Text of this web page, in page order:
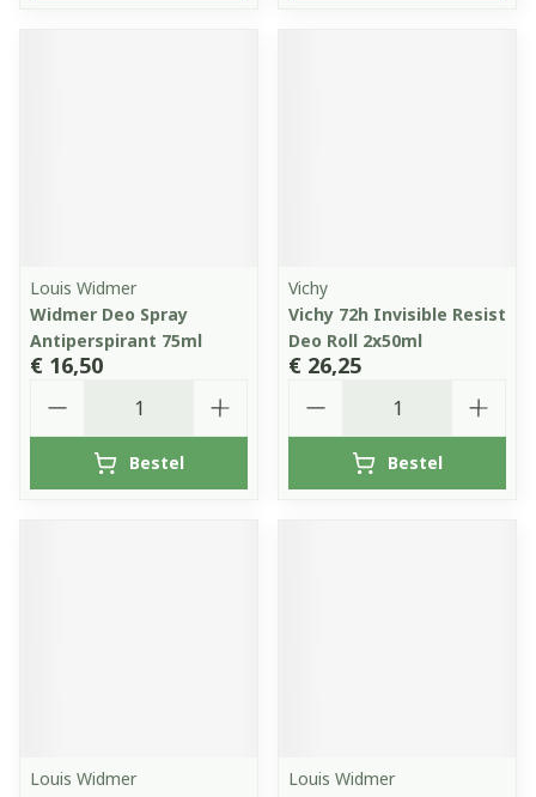
Louis Widmer
Widmer Deo Spray
Antiperspirant 75ml
€ 16,50
Bestel
Vichy
Vichy 72h Invisible Resist
Deo Roll 2x50ml
€ 26,25
Bestel
Louis Widmer
Louis Widmer